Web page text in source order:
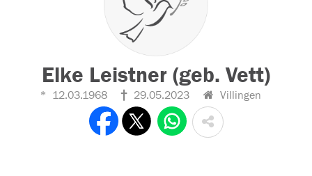
Elke Leistner (geb. Vett)
12.03.1968 29.05.2023 Villingen